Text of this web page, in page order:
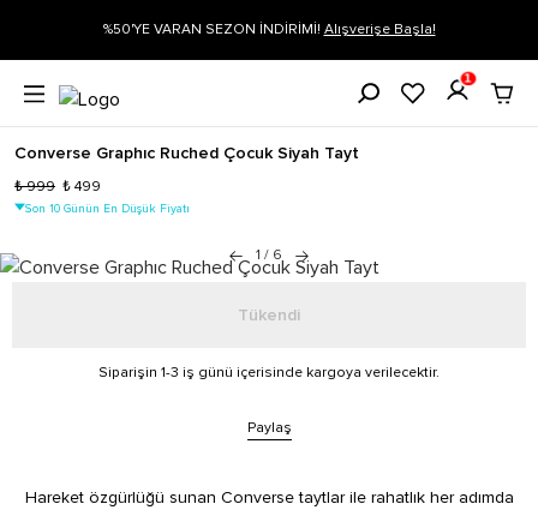
Başla! Siparişin 1-3 iş günü içerisinde kargoya
1
Converse Graphıc Ruched Çocuk Siyah Tayt
₺ 999 ₺ 499
Son 10 Günün En Düşük Fiyatı
1 / 6
Tükendi
Siparişin 1-3 iş günü içerisinde kargoya verilecektir.
Paylaş
Hareket özgürlüğü sunan Converse taytlar ile rahatlık her adımda